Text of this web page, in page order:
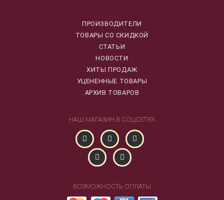
ПРОИЗВОДИТЕЛИ
ТОВАРЫ СО СКИДКОЙ
СТАТЬИ
НОВОСТИ
ХИТЫ ПРОДАЖ
УЦЕНЕННЫЕ ТОВАРЫ
АРХИВ ТОВАРОВ
НАШ МАГАЗИН В СОЦСЕТЯХ
ВОЗМОЖНОСТЬ ОПЛАТЫ